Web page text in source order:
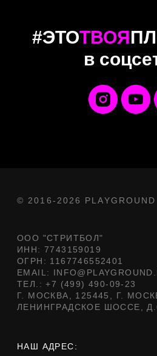
#ЭТОТВОЯ
в